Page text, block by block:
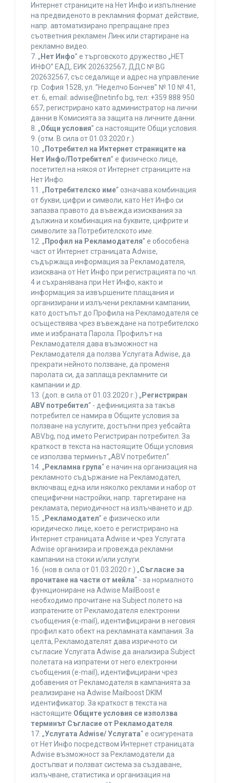
Интернет страниците на Нет Инфо и изпълнение
на предвиденото в рекламния формат действие,
напр. автоматизирано препращане през
съответния рекламен Линк или стартиране на
рекламно видео.
7. „ Нет Инфо” е търговското дружество „НЕТ
ИНФО” ЕАД, ЕИК 202632567, ДДС № BG
202632567, със седалище и адрес на управление
гр. София 1528, ул. ”Неделчо Бончев” № 10 № 41,
ет. 6, еmail: adwise@netinfo.bg, тел: +359 888 950
657, регистрирано като администратор на лични
данни в Комисията за защита на личните данни.
8. „Общи условия” са настоящите Общи условия.
9. (отм. В сила от 01.03.2020 г.)
10. „ Потребител на Интернет страниците на
Нет Инфо/Потребител” е физическо лице,
посетител на някоя от Интернет страниците на
Нет Инфо.
11. „ Потребителско име“ означава комбинация
от букви, цифри и символи, като Нет Инфо си
запазва правото да въвежда изисквания за
дължина и комбинация на буквите, цифрите и
символите за Потребителското име.
12. „ Профил на Рекламодателя” е обособена
част от Интернет страницата Adwise,
съдържаща информация за Рекламодателя,
изисквана от Нет Инфо при регистрацията по чл.
4 и съхранявана при Нет Инфо, както и
информация за извършените плащания и
организирани и излъчени рекламни кампании,
като достъпът до Профила на Рекламодателя се
осъществява чрез въвеждане на потребителско
име и избраната Парола. Профилът на
Рекламодателя дава възможност на
Рекламодателя да ползва Услугата Adwise, да
прекрати нейното ползване, да променя
паролата си, да заплаща рекламните си
кампании и др.
13. (доп. в сила от 01.03.2020 г.) „ Регистриран
ABV потребител“ - дефиницията за такъв
потребител се намира в Общите условия за
ползване на услугите, достъпни през уебсайта
ABV.bg, под името Регистриран потребител. За
краткост в текста на настоящите Общи условия
се използва терминът „ABV потребител“.
14. „ Рекламна група“ е начин на организация на
рекламното съдържание на Рекламодател,
включващ една или няколко реклами и набор от
специфични настройки, напр. таргетиране на
рекламата, периодичност на излъчването и др.
15. „ Рекламодател” е физическо или
юридическо лице, което е регистрирано на
Интернет страницата Adwise и чрез Услугата
Adwise организира и провежда рекламни
кампании на стоки и/или услуги.
16. (нов в сила от 01.03.2020 г.) „Съгласие за
прочитане на части от мейла“ - за нормалното
функциониране на Adwise MailBoost е
необходимо прочитане на Subject полето на
изпратените от Рекламодателя електронни
съобщения (e-mail), идентифицирани в неговия
профил като обект на рекламната кампания. За
целта, Рекламодателят дава изричното си
съгласие Услугата Adwise да анализира Subject
полетата на изпратени от него електронни
съобщения (e-mail), идентифицирани чрез
добавения от Рекламодателя в кампанията за
реализиране на Adwise Mailboost DKIM
идентификатор. За краткост в текста на
настоящите Общите условия се използва
терминът Съгласие от Рекламодателя.
17. „Услугата Adwise/ Услугата“ е осигурената
от Нет Инфо посредством Интернет страницата
Adwise възможност за Рекламодатели да
достъпват и ползват система за създаване,
излъчване, статистика и организация на